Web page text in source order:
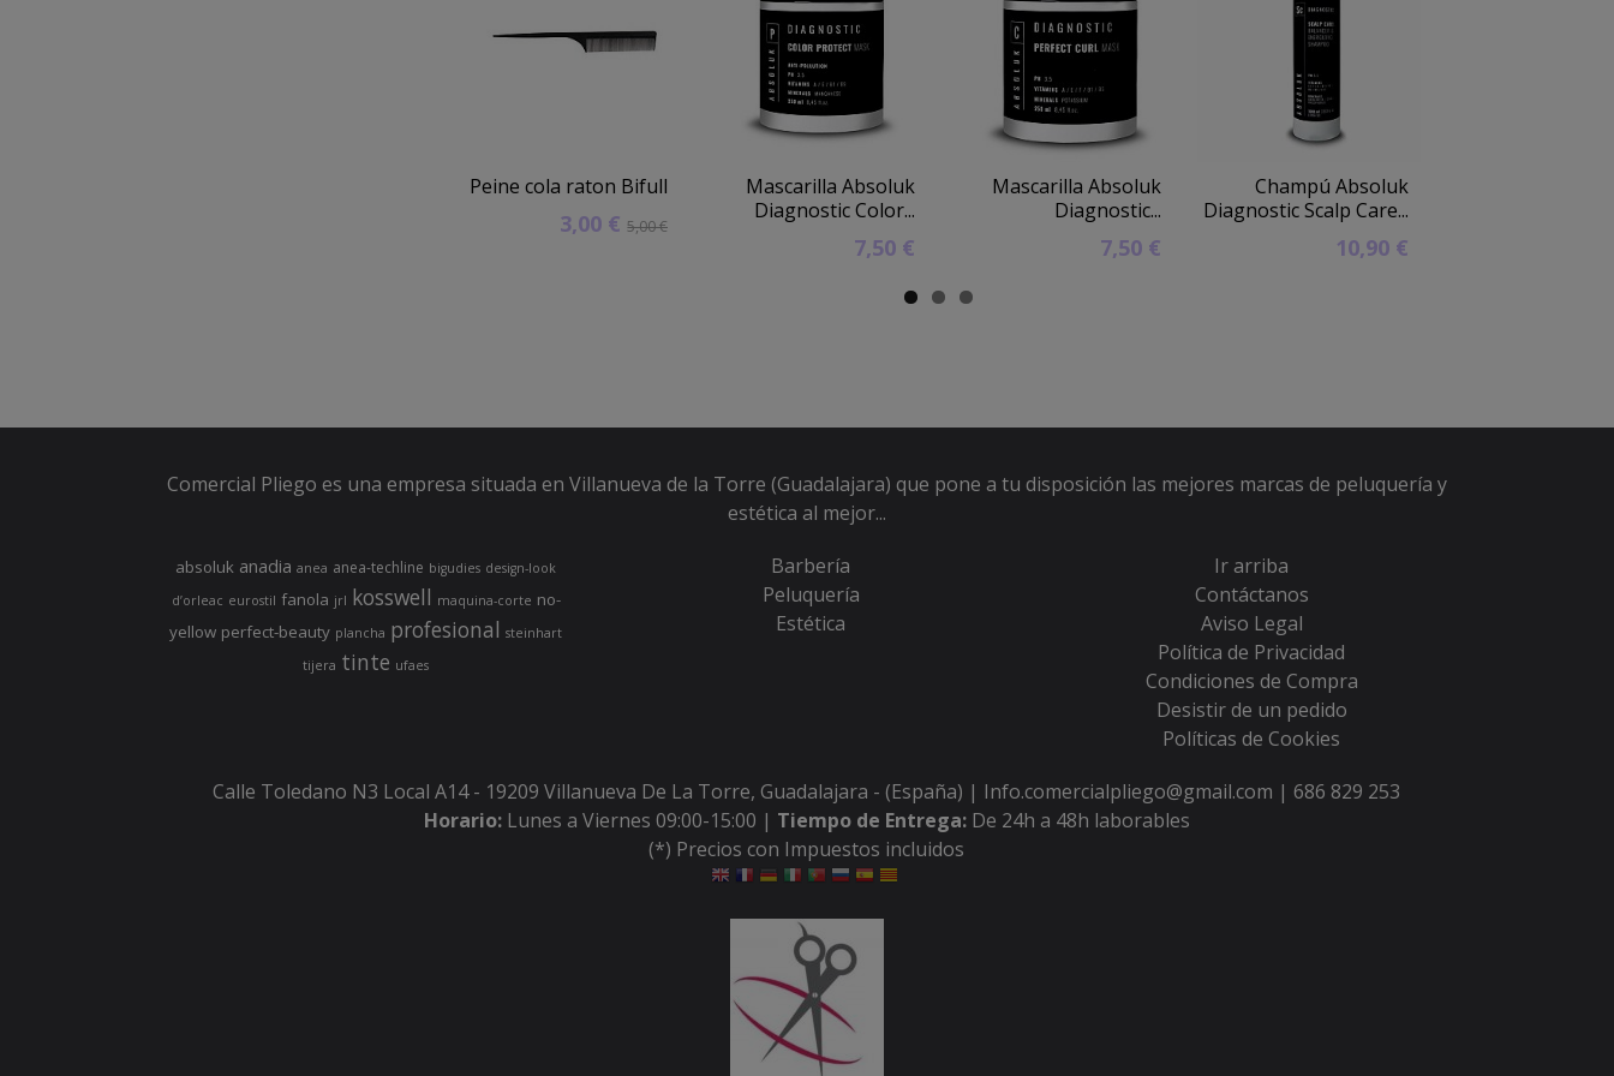
Peine cola raton Bifull
3,00 €5,00 €
Mascarilla Absoluk
Diagnostic Color...
7,50 €
Mascarilla Absoluk
Diagnostic...
7,50 €
Champú Absoluk
Diagnostic Scalp Care...
10,90 €
Comercial Pliego es una empresa situada en Villanueva de la Torre (Guadalajara) que pone a tu disposición las mejores marcas de peluquería y
estética al mejor...
absoluk anadia anea anea-techline bigudies design-look
d’orleac eurostil fanola jrl kosswell maquina-corte no-
yellow perfect-beauty plancha profesional steinhart
tijera tinte ufaes
Barbería
Peluquería
Estética
Ir arriba
Contáctanos
Aviso Legal
Política de Privacidad
Condiciones de Compra
Desistir de un pedido
Políticas de Cookies
Calle Toledano N3 Local A14 - 19209 Villanueva De La Torre, Guadalajara - (España) | Info.comercialpliego@gmail.com |686 829 253
Horario: Lunes a Viernes 09:00-15:00 | Tiempo de Entrega: De 24h a 48h laborables
(*) Precios con Impuestos incluidos